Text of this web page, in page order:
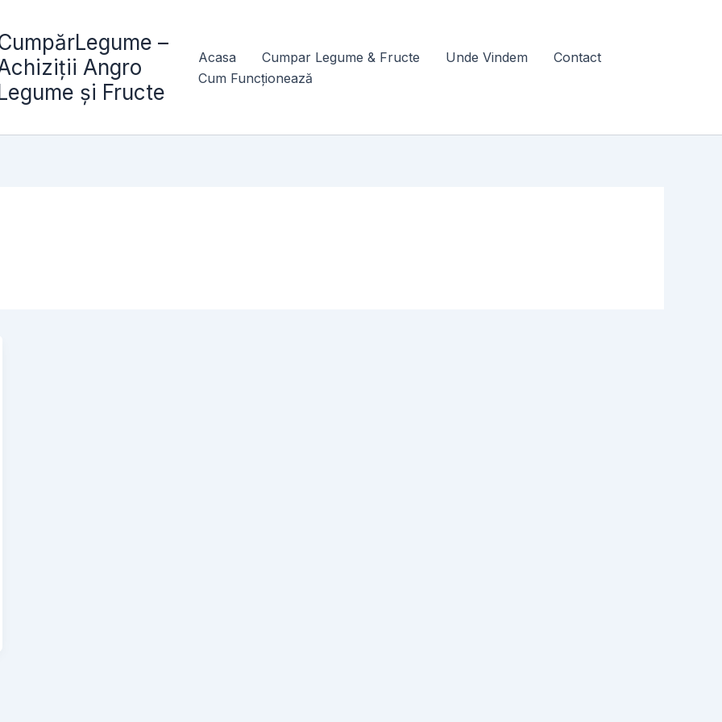
–
Angro
și Fructe
Acasa Cumpar Legume & Fructe Unde Vindem
Contact
Cum Funcționează